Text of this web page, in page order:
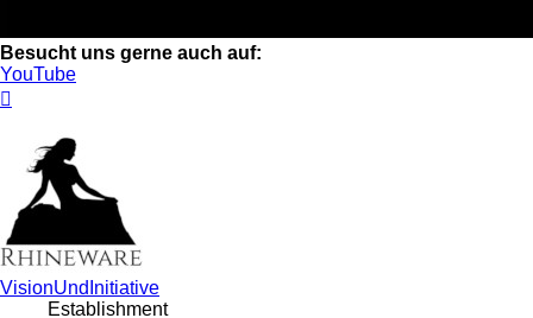
Besucht uns gerne auch auf:
YouTube
VisionUndInitiative
Establishment